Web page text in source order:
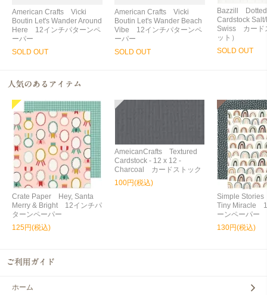
American Crafts Vicki
Boutin Let's Wander Around
Here 12インチパターンペ
ーパー
SOLD OUT
American Crafts Vicki
Boutin Let's Wander Beach
Vibe 12インチパターンペ
ーパー
SOLD OUT
Bazzill
Cardstock
Swiss カード
ット）
SOLD OUT
Crate Paper Hey, Santa
Merry & Bright 12インチパ
ターンペーパー
125円(税込)
AmeicanCrafts Textured
Cardstock - 12 x 12 -
Charcoal カードストック
100円(税込)
Simple
Tiny Miracle
ーンペーパー
130円(税込)
ホーム